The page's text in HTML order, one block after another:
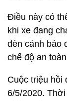
Điều này có
khi xe đang
đèn cảnh báo
chế độ an
Cuộc triệu hồi
6/5/2020.